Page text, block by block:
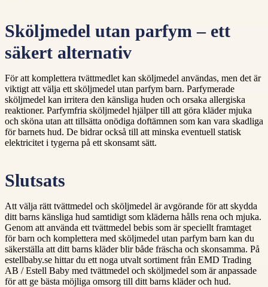
Sköljmedel utan parfym – ett
säkert alternativ
För att komplettera tvättmedlet kan sköljmedel användas, men det är
viktigt att välja ett sköljmedel utan parfym barn. Parfymerade
sköljmedel kan irritera den känsliga huden och orsaka allergiska
reaktioner. Parfymfria sköljmedel hjälper till att göra kläder mjuka
och sköna utan att tillsätta onödiga doftämnen som kan vara skadliga
för barnets hud. De bidrar också till att minska eventuell statisk
elektricitet i tygerna på ett skonsamt sätt.
Slutsats
Att välja rätt tvättmedel och sköljmedel är avgörande för att skydda
ditt barns känsliga hud samtidigt som kläderna hålls rena och mjuka.
Genom att använda ett tvättmedel bebis som är speciellt framtaget
för barn och komplettera med sköljmedel utan parfym barn kan du
säkerställa att ditt barns kläder blir både fräscha och skonsamma. På
estellbaby.se hittar du ett noga utvalt sortiment från EMD Trading
AB / Estell Baby med tvättmedel och sköljmedel som är anpassade
för att ge bästa möjliga omsorg till ditt barns kläder och hud.